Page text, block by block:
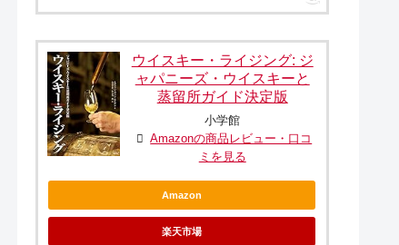
ウイスキー・ライジング: ジ
ャパニーズ・ウイスキーと
蒸留所ガイド決定版
小学館
Amazonの商品レビュー・口コ
ミを見る
Amazon
楽天市場